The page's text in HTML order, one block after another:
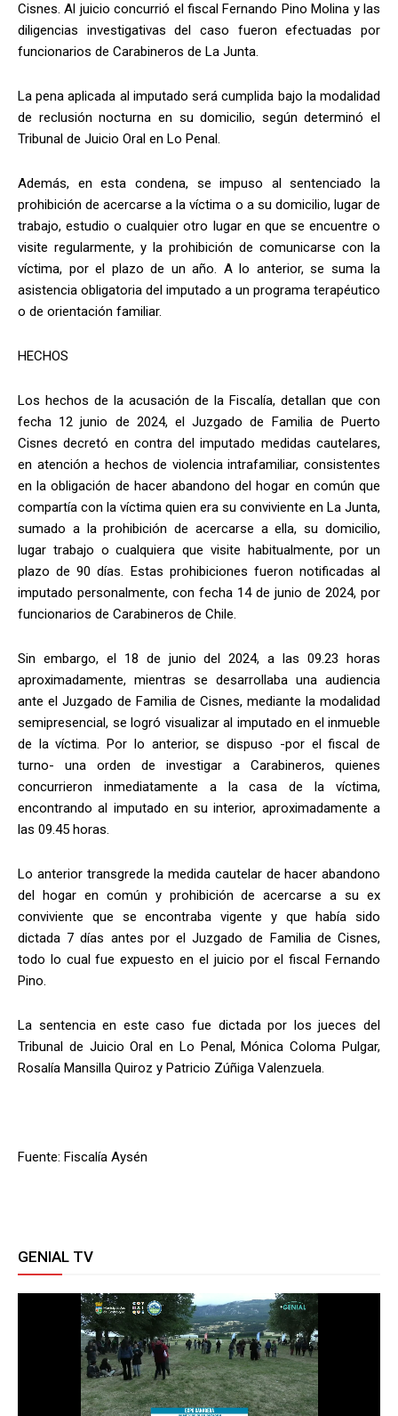
Cisnes. Al juicio concurrió el fiscal Fernando Pino Molina y las
diligencias investigativas del caso fueron efectuadas por
funcionarios de Carabineros de La Junta.
La pena aplicada al imputado será cumplida bajo la modalidad
de reclusión nocturna en su domicilio, según determinó el
Tribunal de Juicio Oral en Lo Penal.
Además, en esta condena, se impuso al sentenciado la
prohibición de acercarse a la víctima o a su domicilio, lugar de
trabajo, estudio o cualquier otro lugar en que se encuentre o
visite regularmente, y la prohibición de comunicarse con la
víctima, por el plazo de un año. A lo anterior, se suma la
asistencia obligatoria del imputado a un programa terapéutico
o de orientación familiar.
HECHOS
Los hechos de la acusación de la Fiscalía, detallan que con
fecha 12 junio de 2024, el Juzgado de Familia de Puerto
Cisnes decretó en contra del imputado medidas cautelares,
en atención a hechos de violencia intrafamiliar, consistentes
en la obligación de hacer abandono del hogar en común que
compartía con la víctima quien era su conviviente en La Junta,
sumado a la prohibición de acercarse a ella, su domicilio,
lugar trabajo o cualquiera que visite habitualmente, por un
plazo de 90 días. Estas prohibiciones fueron notificadas al
imputado personalmente, con fecha 14 de junio de 2024, por
funcionarios de Carabineros de Chile.
Sin embargo, el 18 de junio del 2024, a las 09.23 horas
aproximadamente, mientras se desarrollaba una audiencia
ante el Juzgado de Familia de Cisnes, mediante la modalidad
semipresencial, se logró visualizar al imputado en el inmueble
de la víctima. Por lo anterior, se dispuso -por el fiscal de
turno- una orden de investigar a Carabineros, quienes
concurrieron inmediatamente a la casa de la víctima,
encontrando al imputado en su interior, aproximadamente a
las 09.45 horas.
Lo anterior transgrede la medida cautelar de hacer abandono
del hogar en común y prohibición de acercarse a su ex
conviviente que se encontraba vigente y que había sido
dictada 7 días antes por el Juzgado de Familia de Cisnes,
todo lo cual fue expuesto en el juicio por el fiscal Fernando
Pino.
La sentencia en este caso fue dictada por los jueces del
Tribunal de Juicio Oral en Lo Penal, Mónica Coloma Pulgar,
Rosalía Mansilla Quiroz y Patricio Zúñiga Valenzuela.
Fuente: Fiscalía Aysén
GENIAL TV